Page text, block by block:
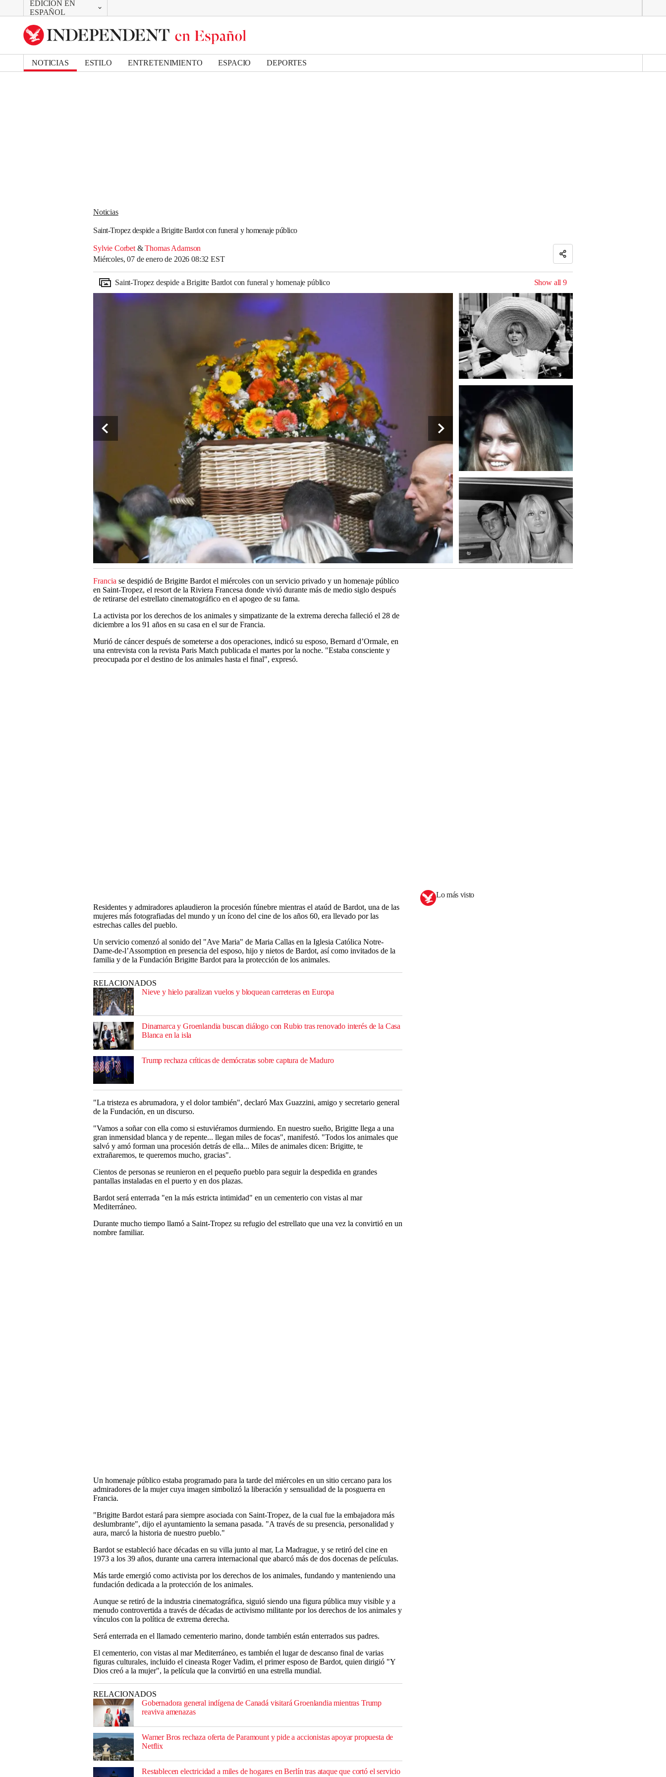
EDICIÓN EN
ESPAÑOL
CAMBIAR
UK Edition
US Edition
NOTICIAS ESTILO ENTRETENIMIENTO ESPACIO DEPORTES
Noticias
Saint-Tropez despide a Brigitte Bardot con funeral y homenaje público
Sylvie Corbet & Thomas Adamson
Miércoles, 07 de enero de 2026 08:32 EST
Bookmark popover
Removed from bookmarks
Close popover
Saint-Tropez despide a Brigitte Bardot con funeral y homenaje público Show all9
Francia se despidió de Brigitte Bardot el miércoles con un servicio privado y un homenaje público
en Saint-Tropez, el resort de la Riviera Francesa donde vivió durante más de medio siglo después
de retirarse del estrellato cinematográfico en el apogeo de su fama.
La activista por los derechos de los animales y simpatizante de la extrema derecha falleció el 28 de
diciembre a los 91 años en su casa en el sur de Francia.
Murió de cáncer después de someterse a dos operaciones, indicó su esposo, Bernard d’Ormale, en
una entrevista con la revista Paris Match publicada el martes por la noche. "Estaba consciente y
preocupada por el destino de los animales hasta el final", expresó.
Residentes y admiradores aplaudieron la procesión fúnebre mientras el ataúd de Bardot, una de las
mujeres más fotografiadas del mundo y un ícono del cine de los años 60, era llevado por las
estrechas calles del pueblo.
Un servicio comenzó al sonido del "Ave Maria" de Maria Callas en la Iglesia Católica Notre-
Dame-de-l’Assomption en presencia del esposo, hijo y nietos de Bardot, así como invitados de la
familia y de la Fundación Brigitte Bardot para la protección de los animales.
RELACIONADOS
Nieve y hielo paralizan vuelos y bloquean carreteras en Europa
Dinamarca y Groenlandia buscan diálogo con Rubio tras renovado interés de la Casa
Blanca en la isla
Trump rechaza críticas de demócratas sobre captura de Maduro
"La tristeza es abrumadora, y el dolor también", declaró Max Guazzini, amigo y secretario general
de la Fundación, en un discurso.
"Vamos a soñar con ella como si estuviéramos durmiendo. En nuestro sueño, Brigitte llega a una
gran inmensidad blanca y de repente... llegan miles de focas", manifestó. "Todos los animales que
salvó y amó forman una procesión detrás de ella... Miles de animales dicen: Brigitte, te
extrañaremos, te queremos mucho, gracias".
Cientos de personas se reunieron en el pequeño pueblo para seguir la despedida en grandes
pantallas instaladas en el puerto y en dos plazas.
Bardot será enterrada "en la más estricta intimidad" en un cementerio con vistas al mar
Mediterráneo.
Durante mucho tiempo llamó a Saint-Tropez su refugio del estrellato que una vez la convirtió en un
nombre familiar.
Un homenaje público estaba programado para la tarde del miércoles en un sitio cercano para los
admiradores de la mujer cuya imagen simbolizó la liberación y sensualidad de la posguerra en
Francia.
"Brigitte Bardot estará para siempre asociada con Saint-Tropez, de la cual fue la embajadora más
deslumbrante", dijo el ayuntamiento la semana pasada. "A través de su presencia, personalidad y
aura, marcó la historia de nuestro pueblo."
Bardot se estableció hace décadas en su villa junto al mar, La Madrague, y se retiró del cine en
1973 a los 39 años, durante una carrera internacional que abarcó más de dos docenas de películas.
Más tarde emergió como activista por los derechos de los animales, fundando y manteniendo una
fundación dedicada a la protección de los animales.
Aunque se retiró de la industria cinematográfica, siguió siendo una figura pública muy visible y a
menudo controvertida a través de décadas de activismo militante por los derechos de los animales y
vínculos con la política de extrema derecha.
Será enterrada en el llamado cementerio marino, donde también están enterrados sus padres.
El cementerio, con vistas al mar Mediterráneo, es también el lugar de descanso final de varias
figuras culturales, incluido el cineasta Roger Vadim, el primer esposo de Bardot, quien dirigió "Y
Dios creó a la mujer", la película que la convirtió en una estrella mundial.
RELACIONADOS
Gobernadora general indígena de Canadá visitará Groenlandia mientras Trump
reaviva amenazas
Warner Bros rechaza oferta de Paramount y pide a accionistas apoyar propuesta de
Netflix
Restablecen electricidad a miles de hogares en Berlín tras ataque que cortó el servicio
Lo más visto